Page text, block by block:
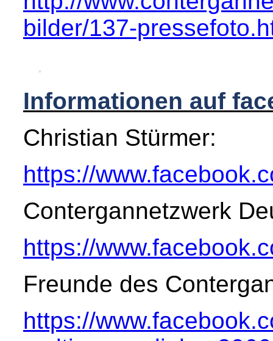
bilder/137-
.
Informationen auf
Christian Stürmer:
https://
Contergannetzwerk
https://
Freunde des
https://